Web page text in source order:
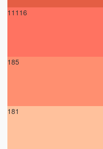
11116
185
181